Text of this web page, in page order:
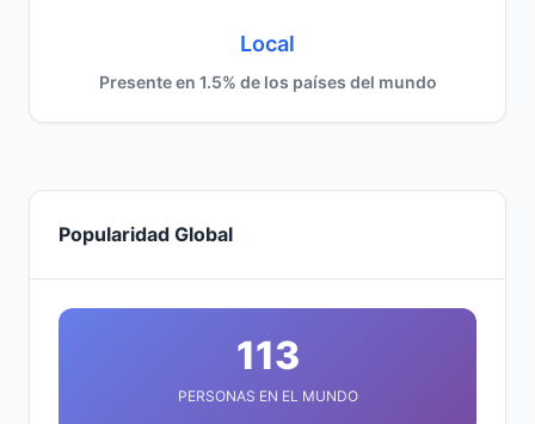
Local
Presente en 1.5% de los países del mundo
Popularidad Global
113
PERSONAS EN EL MUNDO